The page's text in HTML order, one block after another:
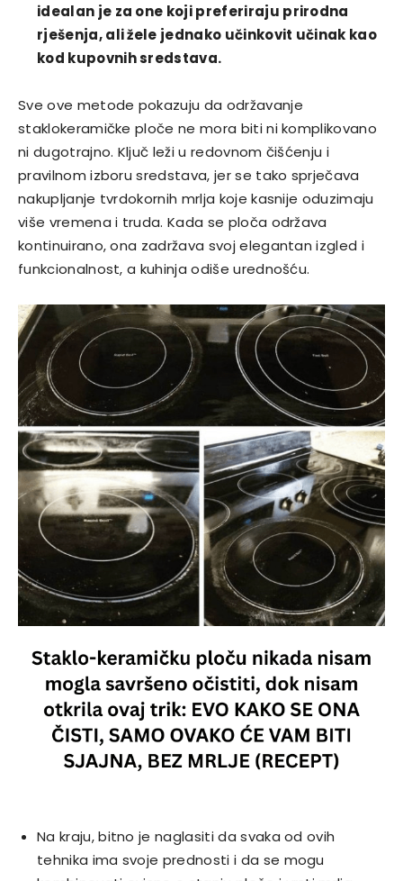
idealan je za one koji preferiraju prirodna
rješenja, ali žele jednako učinkovit učinak kao
kod kupovnih sredstava.
Sve ove metode pokazuju da održavanje
staklokeramičke ploče ne mora biti ni komplikovano
ni dugotrajno. Ključ leži u redovnom čišćenju i
pravilnom izboru sredstava, jer se tako sprječava
nakupljanje tvrdokornih mrlja koje kasnije oduzimaju
više vremena i truda. Kada se ploča održava
kontinuirano, ona zadržava svoj elegantan izgled i
funkcionalnost, a kuhinja odiše urednošću.
Na kraju, bitno je naglasiti da svaka od ovih
tehnika ima svoje prednosti i da se mogu